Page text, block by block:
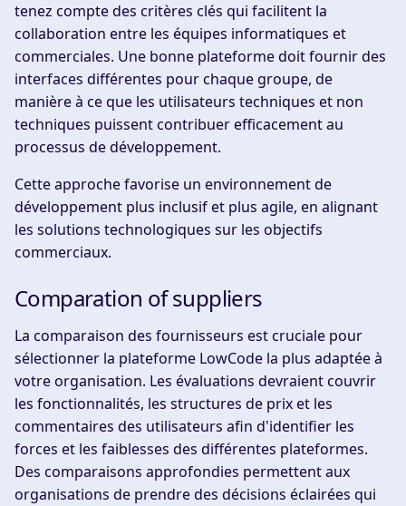
tenez compte des critères clés qui facilitent la
collaboration entre les équipes informatiques et
commerciales. Une bonne plateforme doit fournir des
interfaces différentes pour chaque groupe, de
manière à ce que les utilisateurs techniques et non
techniques puissent contribuer efficacement au
processus de développement.
Cette approche favorise un environnement de
développement plus inclusif et plus agile, en alignant
les solutions technologiques sur les objectifs
commerciaux.
Comparation of suppliers
La comparaison des fournisseurs est cruciale pour
sélectionner la plateforme LowCode la plus adaptée à
votre organisation. Les évaluations devraient couvrir
les fonctionnalités, les structures de prix et les
commentaires des utilisateurs afin d'identifier les
forces et les faiblesses des différentes plateformes.
Des comparaisons approfondies permettent aux
organisations de prendre des décisions éclairées qui